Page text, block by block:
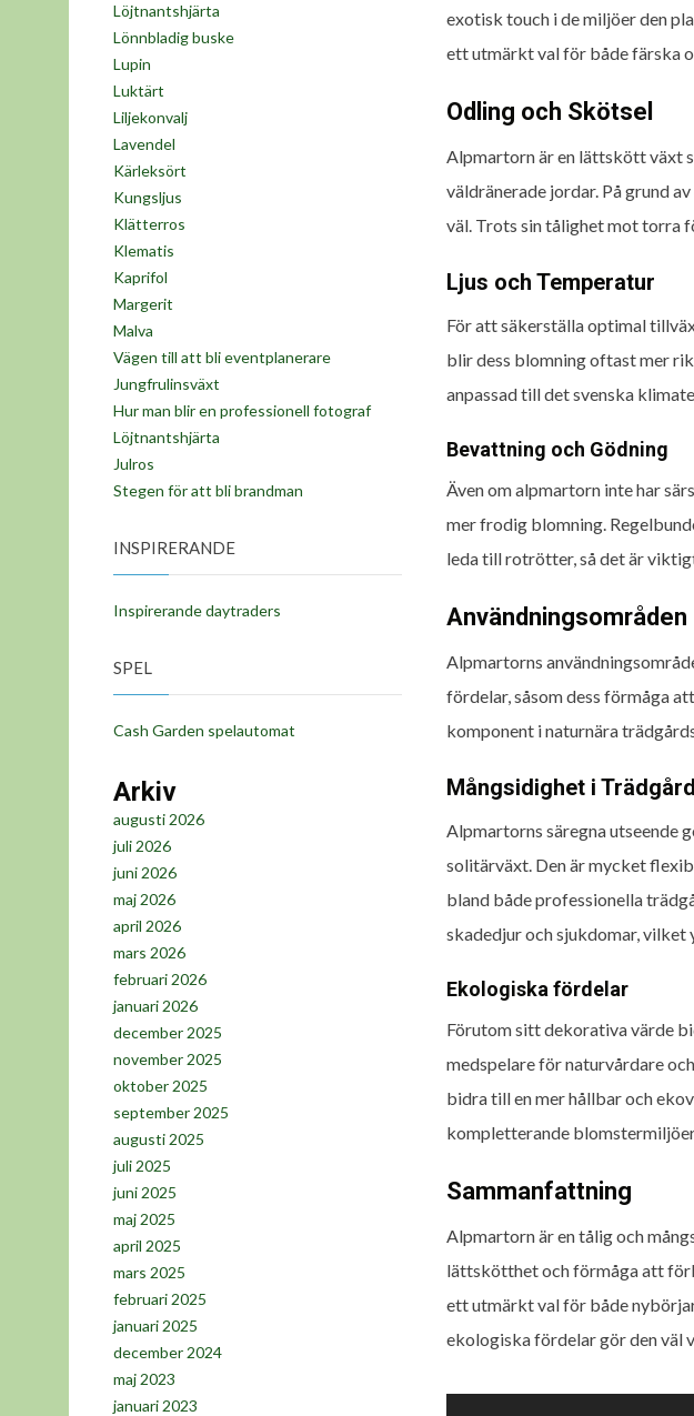
exotisk touch i de miljöer den
ett utmärkt val för både färska
Odling och Skötsel
Alpmartorn är en lättskött växt
väldränerade jordar. På grund
väl. Trots sin tålighet mot torra
Ljus och Temperatur
För att säkerställa optimal
blir dess blomning oftast mer
anpassad till det svenska
Bevattning och Gödning
Även om alpmartorn inte har
mer frodig blomning.
leda till rotrötter, så det är
Användningsområden
Alpmartorns
fördelar, såsom dess förmåga
komponent i naturnära
Mångsidighet i
Alpmartorns säregna utseende
solitärväxt. Den är mycket
bland både professionella
skadedjur och sjukdomar,
Ekologiska fördelar
Förutom sitt dekorativa värde
medspelare för naturvårdare
bidra till en mer hållbar och
kompletterande
Sammanfattning
Alpmartorn är en tålig och
lättskötthet och förmåga att
ett utmärkt val för både
ekologiska fördelar gör den väl
Löjtnantshjärta
Lönnbladig buske
Lupin
Luktärt
Liljekonvalj
Lavendel
Kärleksört
Kungsljus
Klätterros
Klematis
Kaprifol
Margerit
Malva
Vägen till att bli eventplanerare
Jungfrulinsväxt
Hur man blir en professionell fotograf
Löjtnantshjärta
Julros
Stegen för att bli brandman
INSPIRERANDE
Inspirerande daytraders
SPEL
Cash Garden spelautomat
Arkiv
augusti 2026
juli 2026
juni 2026
maj 2026
april 2026
mars 2026
februari 2026
januari 2026
december 2025
november 2025
oktober 2025
september 2025
augusti 2025
juli 2025
juni 2025
maj 2025
april 2025
mars 2025
februari 2025
januari 2025
december 2024
maj 2023
januari 2023